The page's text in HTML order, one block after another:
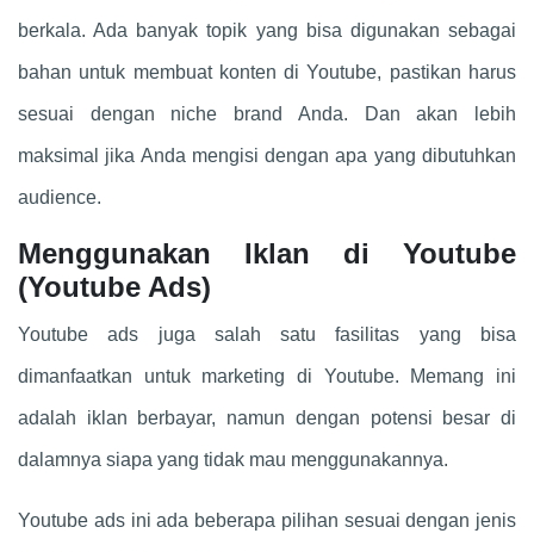
berkala. Ada banyak topik yang bisa digunakan sebagai
bahan untuk membuat konten di Youtube, pastikan harus
sesuai dengan niche brand Anda. Dan akan lebih
maksimal jika Anda mengisi dengan apa yang dibutuhkan
audience.
Menggunakan Iklan di Youtube
(Youtube Ads)
Youtube ads juga salah satu fasilitas yang bisa
dimanfaatkan untuk marketing di Youtube. Memang ini
adalah iklan berbayar, namun dengan potensi besar di
dalamnya siapa yang tidak mau menggunakannya.
Youtube ads ini ada beberapa pilihan sesuai dengan jenis